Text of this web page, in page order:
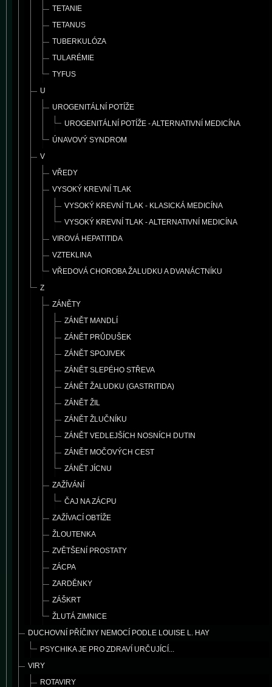
TETANIE
TETANUS
TUBERKULÓZA
TULARÉMIE
TYFUS
U
UROGENITÁLNÍ POTÍŽE
UROGENITÁLNÍ POTÍŽE - ALTERNATIVNÍ MEDICÍNA
ÚNAVOVÝ SYNDROM
V
VŘEDY
VYSOKÝ KREVNÍ TLAK
VYSOKÝ KREVNÍ TLAK - KLASICKÁ MEDICÍNA
VYSOKÝ KREVNÍ TLAK - ALTERNATIVNÍ MEDICÍNA
VIROVÁ HEPATITIDA
VZTEKLINA
VŘEDOVÁ CHOROBA ŽALUDKU A DVANÁCTNÍKU
Z
ZÁNĚTY
ZÁNĚT MANDLÍ
ZÁNĚT PRŮDUŠEK
ZÁNĚT SPOJIVEK
ZÁNĚT SLEPÉHO STŘEVA
ZÁNĚT ŽALUDKU (GASTRITIDA)
ZÁNĚT ŽIL
ZÁNĚT ŽLUČNÍKU
ZÁNĚT VEDLEJŠÍCH NOSNÍCH DUTIN
ZÁNĚT MOČOVÝCH CEST
ZÁNĚT JÍCNU
ZAŽÍVÁNÍ
ČAJ NA ZÁCPU
ZAŽÍVACÍ OBTÍŽE
ŽLOUTENKA
ZVĚTŠENÍ PROSTATY
ZÁCPA
ZARDĚNKY
ZÁŠKRT
ŽLUTÁ ZIMNICE
DUCHOVNÍ PŘÍČINY NEMOCÍ PODLE LOUISE L. HAY
PSYCHIKA JE PRO ZDRAVÍ URČUJÍCÍ...
VIRY
ROTAVIRY